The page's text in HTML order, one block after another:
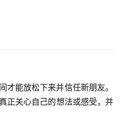
才能放松下来并信任新朋友。
正关心自己的想法或感受，并